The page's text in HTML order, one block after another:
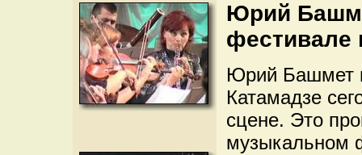
Юрий
фестивале
Юрий Башмет
Катамадзе
сцене. Это
музыкальном